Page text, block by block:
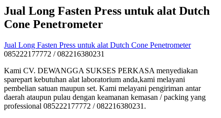
Jual Long Fasten Press untuk alat Dutch
Cone Penetrometer
Jual Long Fasten Press untuk alat Dutch Cone Penetrometer
085222177772 / 082216380231
Kami CV. DEWANGGA SUKSES PERKASA menyediakan
sparepart kebutuhan alat laboratorium anda,kami melayani
pembelian satuan maupun set. Kami melayani pengiriman antar
daerah ataupun pulau dengan keamanan kemasan / packing yang
professional 085222177772 / 082216380231.